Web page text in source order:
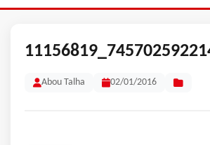
Abou Talha 02/01/2016